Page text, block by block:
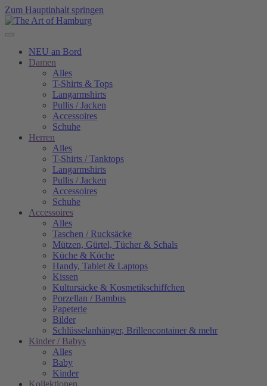
Zum Hauptinhalt springen
NEU an Bord
Damen
Alles
T-Shirts & Tops
Langarmshirts
Pullis / Jacken
Accessoires
Schuhe
Herren
Alles
T-Shirts / Tanktops
Langarmshirts
Pullis / Jacken
Accessoires
Schuhe
Accessoires
Alles
Taschen / Rucksäcke
Mützen, Gürtel, Tücher & Schals
Küche & Köche
Handy, Tablet & Laptops
Kissen
Kultursäcke & Kosmetikschiffchen
Porzellan / Bambus
Papeterie
Bilder
Schlüsselanhänger, Brillencontainer & mehr
Kinder / Babys
Alles
Baby
Kinder
Kollektionen